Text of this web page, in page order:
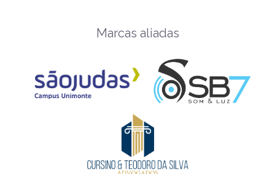
Marcas aliadas